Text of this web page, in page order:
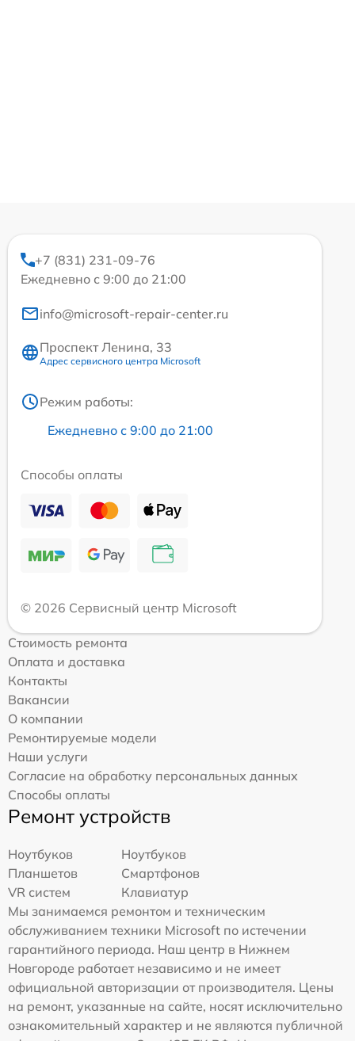
+7 (831) 231-09-76
Ежедневно с 9:00 до 21:00
info@microsoft-repair-center.ru
Проспект Ленина, 33
Адрес сервисного центра Microsoft
Режим работы:
Ежедневно с 9:00 до 21:00
Способы оплаты
© 2026 Сервисный центр Microsoft
Стоимость ремонта
Оплата и доставка
Контакты
Вакансии
О компании
Ремонтируемые модели
Наши услуги
Согласие на обработку персональных данных
Способы оплаты
Ремонт устройств
Ноутбуков
Ноутбуков
Планшетов
Смартфонов
VR систем
Клавиатур
Мы занимаемся ремонтом и техническим
обслуживанием техники Microsoft по истечении
гарантийного периода. Наш центр в Нижнем
Новгороде работает независимо и не имеет
официальной авторизации от производителя. Цены
на ремонт, указанные на сайте, носят исключительно
ознакомительный характер и не являются публичной